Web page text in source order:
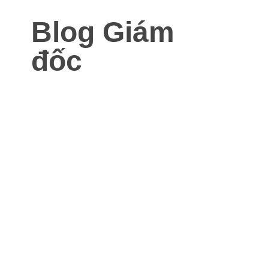
Blog Giám
đốc